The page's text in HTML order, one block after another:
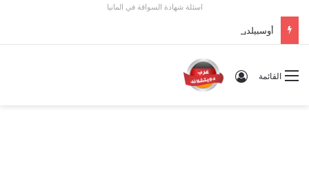
اسئلة شهادة السواقة في المانيا
أوسبيلدونغ تبريد مراكز البيانات في ألمانيا 2026: الأجور والشروط
القائمة تسجيل الدخول